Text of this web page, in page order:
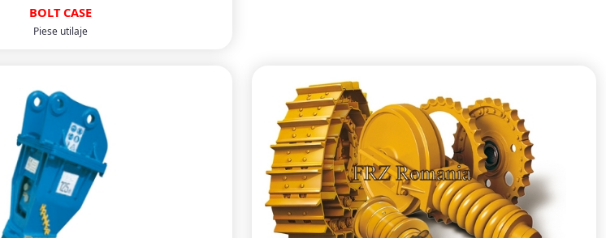
BOLT CASE
Piese utilaje